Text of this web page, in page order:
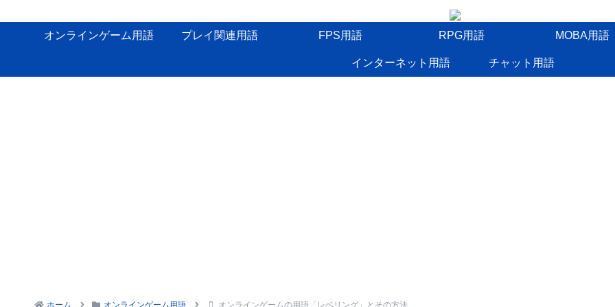
オンラインゲーム用語 プレイ関連用語 FPS用語 RPG用語 MOBA用語
インターネット用語 チャット用語
ホーム オンラインゲーム用語 オンラインゲームの用語「レベリング」とその方法